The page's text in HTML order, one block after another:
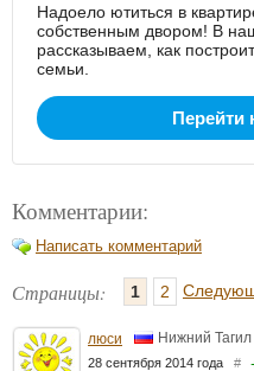
Надоело ютиться в
собственным двором! В
рассказываем, как
семьи.
Перейти
Комментарии:
Написать комментарий
Страницы: 1 2
люси Нижний Тагил
28 сентября 2014 года #